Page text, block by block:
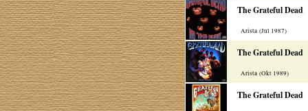
The Grateful Dead
Arista (Jul 1987)
The Grateful Dead
Arista (Okt 1989)
The Grateful Dead